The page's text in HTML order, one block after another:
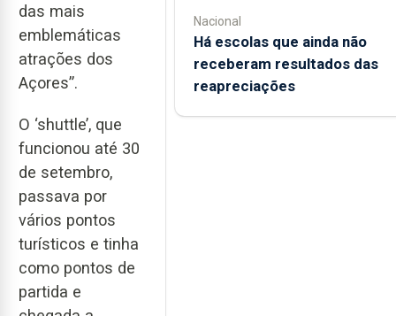
das mais
emblemáticas
atrações dos
Açores”.
O ‘shuttle’, que
funcionou até 30
de setembro,
passava por
vários pontos
turísticos e tinha
como pontos de
partida e
Nacional
Há escolas que ainda não
receberam resultados das
reapreciações